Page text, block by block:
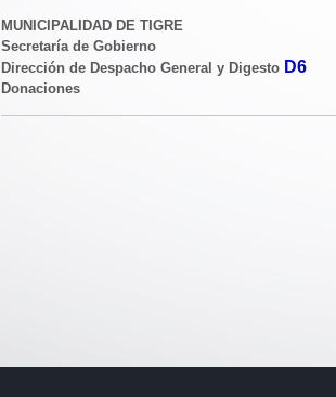
MUNICIPALIDAD DE TIGRE
Secretaría de Gobierno
Dirección de Despacho General y Digesto D6
Donaciones